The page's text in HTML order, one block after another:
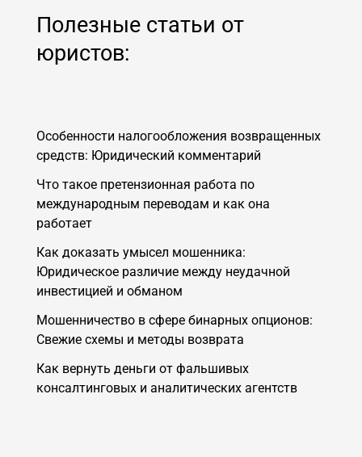
Полезные статьи от
юристов:
Особенности налогообложения возвращенных
средств: Юридический комментарий
Что такое претензионная работа по
международным переводам и как она
работает
Как доказать умысел мошенника:
Юридическое различие между неудачной
инвестицией и обманом
Мошенничество в сфере бинарных опционов:
Свежие схемы и методы возврата
Как вернуть деньги от фальшивых
консалтинговых и аналитических агентств